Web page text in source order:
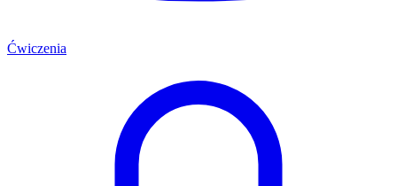
Ćwiczenia